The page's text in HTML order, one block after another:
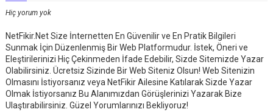
Hiç yorum yok
NetFikir.Net Size İnternetten En Güvenilir ve En Pratik Bilgileri
Sunmak İçin Düzenlenmiş Bir Web Platformudur. İstek, Öneri ve
Eleştirilerinizi Hiç Çekinmeden İfade Edebilir, Sizde Sitemizde Yazar
Olabilirsiniz. Ücretsiz Sizinde Bir Web Siteniz Olsun! Web Sitenizin
Olmasını İstiyorsanız veya NetFikir Ailesine Katılarak Sizde Yazar
Olmak İstiyorsanız Bu Alanımızdan Görüşlerinizi Yazarak Bize
Ulaştırabilirsiniz. Güzel Yorumlarınızı Bekliyoruz!